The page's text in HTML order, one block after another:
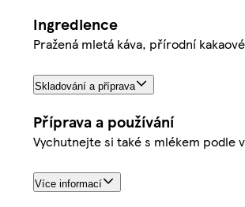
Ingredience
Pražená mletá káva, přírodní
Skladování a příprava
Příprava a používání
Vychutnejte si také s mlékem podle
Více informací